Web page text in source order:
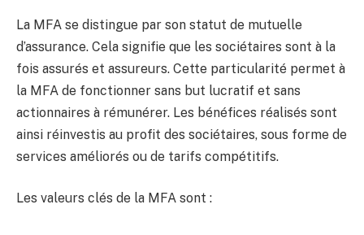
La MFA se distingue par son statut de mutuelle
d’assurance. Cela signifie que les sociétaires sont à la
fois assurés et assureurs. Cette particularité permet à
la MFA de fonctionner sans but lucratif et sans
actionnaires à rémunérer. Les bénéfices réalisés sont
ainsi réinvestis au profit des sociétaires, sous forme de
services améliorés ou de tarifs compétitifs.
Les valeurs clés de la MFA sont :